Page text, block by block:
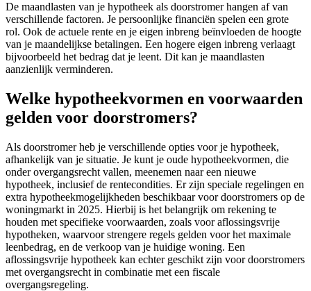
De maandlasten van je hypotheek als doorstromer hangen af van
verschillende factoren. Je persoonlijke financiën spelen een grote
rol. Ook de actuele rente en je eigen inbreng beïnvloeden de hoogte
van je maandelijkse betalingen. Een hogere eigen inbreng verlaagt
bijvoorbeeld het bedrag dat je leent. Dit kan je maandlasten
aanzienlijk verminderen.
Welke hypotheekvormen en voorwaarden
gelden voor doorstromers?
Als doorstromer heb je verschillende opties voor je hypotheek,
afhankelijk van je situatie. Je kunt je oude hypotheekvormen, die
onder overgangsrecht vallen, meenemen naar een nieuwe
hypotheek, inclusief de rentecondities. Er zijn speciale regelingen en
extra hypotheekmogelijkheden beschikbaar voor doorstromers op de
woningmarkt in 2025. Hierbij is het belangrijk om rekening te
houden met specifieke voorwaarden, zoals voor aflossingsvrije
hypotheken, waarvoor strengere regels gelden voor het maximale
leenbedrag, en de verkoop van je huidige woning. Een
aflossingsvrije hypotheek kan echter geschikt zijn voor doorstromers
met overgangsrecht in combinatie met een fiscale
overgangsregeling.